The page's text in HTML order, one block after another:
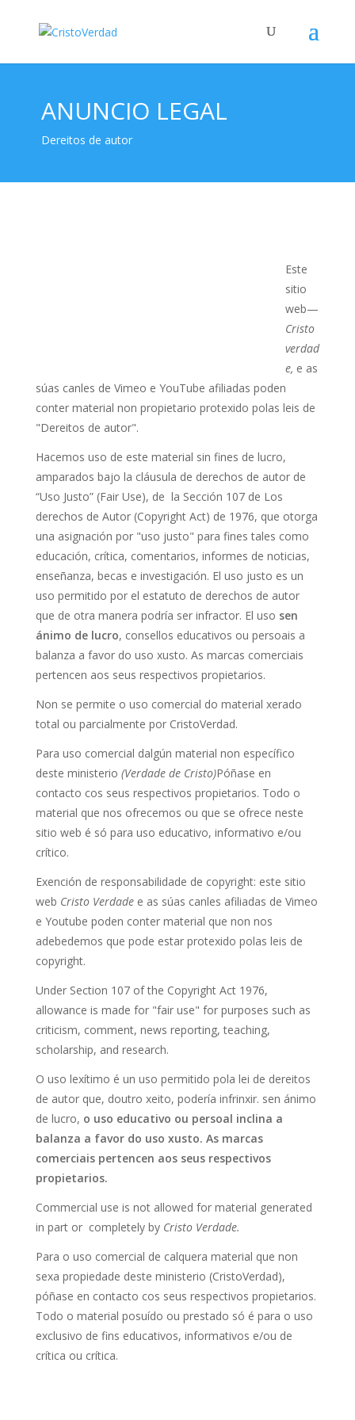
ANUNCIO LEGAL
Dereitos de autor
Este
sitio
web—
Cristo
verdad
e, e as
súas canles de Vimeo e YouTube afiliadas poden
conter material non propietario protexido polas leis de
"Dereitos de autor".
Hacemos uso de este material sin fines de lucro,
amparados bajo la cláusula de derechos de autor de
“Uso Justo” (Fair Use), de la Sección 107 de Los
derechos de Autor (Copyright Act) de 1976, que otorga
una asignación por "uso justo" para fines tales como
educación, crítica, comentarios, informes de noticias,
enseñanza, becas e investigación. El uso justo es un
uso permitido por el estatuto de derechos de autor
que de otra manera podría ser infractor. El uso sen
ánimo de lucro, consellos educativos ou persoais a
balanza a favor do uso xusto. As marcas comerciais
pertencen aos seus respectivos propietarios.
Non se permite o uso comercial do material xerado
total ou parcialmente por CristoVerdad.
Para uso comercial dalgún material non específico
deste ministerio (Verdade de Cristo)Póñase en
contacto cos seus respectivos propietarios. Todo o
material que nos ofrecemos ou que se ofrece neste
sitio web é só para uso educativo, informativo e/ou
crítico.
Exención de responsabilidade de copyright: este sitio
web Cristo Verdadee as súas canles afiliadas de Vimeo
e Youtube poden conter material que non nos
adebedemos que pode estar protexido polas leis de
copyright.
Under Section 107 of the Copyright Act 1976,
allowance is made for "fair use" for purposes such as
criticism, comment, news reporting, teaching,
scholarship, and research.
O uso lexítimo é un uso permitido pola lei de dereitos
de autor que, doutro xeito, podería infrinxir. sen ánimo
de lucro, o uso educativo ou persoal inclina a
balanza a favor do uso xusto. As marcas
comerciais pertencen aos seus respectivos
propietarios.
Commercial use is not allowed for material generated
in part or completely by Cristo Verdade.
Para o uso comercial de calquera material que non
sexa propiedade deste ministerio (CristoVerdad),
póñase en contacto cos seus respectivos propietarios.
Todo o material posuído ou prestado só é para o uso
exclusivo de fins educativos, informativos e/ou de
crítica ou crítica.